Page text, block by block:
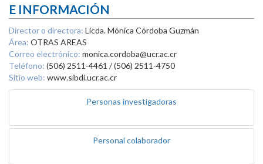
E INFORMACIÓN
Director o directora: Licda. Mónica Córdoba Guzmán
Área: OTRAS AREAS
Correo electrónico: monica.cordoba@ucr.ac.cr
Teléfono: (506) 2511-4461 / (506) 2511-4750
Sitio web: www.sibdi.ucr.ac.cr
Personas investigadoras
Personal colaborador